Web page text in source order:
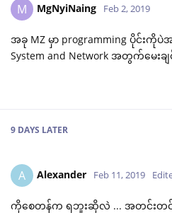
M MgNyiNaing Feb 2, 2019
အခု MZ မှာ programming ပိုင်း
System and Network အတွက်မေး
9 DAYS LATER
A Alexander Feb 11, 2019
ကိုစေတန်က ရဘူးဆိုလဲ ... အတင်းတင်မှ